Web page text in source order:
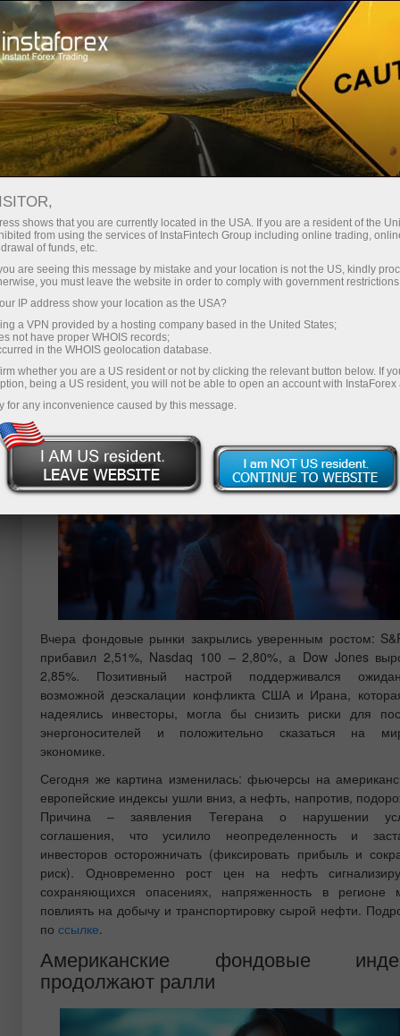
Трейдерлар учун
Форекс аналитика
09.04.2026 13:16
Дайджест новостей рынка США
09.04.2026
Фьючерсы на акции упали на
неопределенности в отношениях
Ирана
Вчера фондовые рынки закрылись уверенным ростом:
прибавил 2,51%, Nasdaq 100 – 2,80%, а Dow Jones
2,85%. Позитивный настрой поддерживался
возможной деэскалации конфликта США и Ирана,
надеялись инвесторы, могла бы снизить риски для
энергоносителей и положительно сказаться на
экономике.
Сегодня же картина изменилась: фьючерсы на
европейские индексы ушли вниз, а нефть, напротив,
Причина – заявления Тегерана о нарушении
соглашения, что усилило неопределенность и
инвесторов осторожничать (фиксировать прибыль и
риск). Одновременно рост цен на нефть
сохраняющихся опасениях, напряженность в регионе
повлиять на добычу и транспортировку сырой нефти.
по ссылке.
Американские фондовые
продолжают ралли
shows that you are currently located in the USA. If you are a resident of the
from using the services of InstaFintech Group including online trading,
of funds, etc.
are seeing this message by mistake and your location is not the US, kindly
you must leave the website in order to comply with government
IP address show your location as the USA?
a VPN provided by a hosting company based in the United States;
not have proper WHOIS records;
in the WHOIS geolocation database.
whether you are a US resident or not by clicking the relevant button below. If
being a US resident, you will not be able to open an account with InstaForex
for any inconvenience caused by this message.